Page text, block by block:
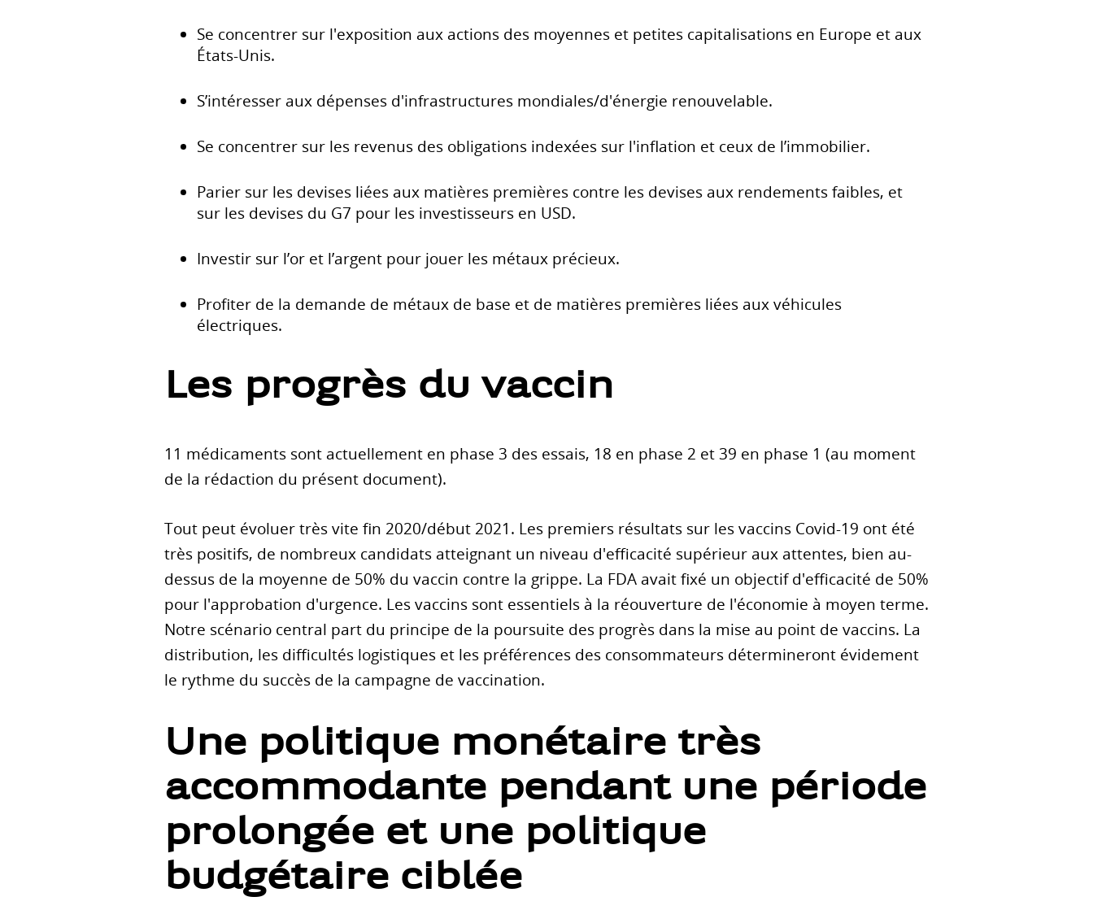
Se concentrer sur l'exposition aux actions des moyennes et petites capitalisations en Europe et aux
États-Unis.
S’intéresser aux dépenses d'infrastructures mondiales/d'énergie renouvelable.
Se concentrer sur les revenus des obligations indexées sur l'inflation et ceux de l’immobilier.
Parier sur les devises liées aux matières premières contre les devises aux rendements faibles, et
sur les devises du G7 pour les investisseurs en USD.
Investir sur l’or et l’argent pour jouer les métaux précieux.
Profiter de la demande de métaux de base et de matières premières liées aux véhicules
électriques.
Les progrès du vaccin
11 médicaments sont actuellement en phase 3 des essais, 18 en phase 2 et 39 en phase 1 (au moment
de la rédaction du présent document).
Tout peut évoluer très vite fin 2020/début 2021. Les premiers résultats sur les vaccins Covid-19 ont été
très positifs, de nombreux candidats atteignant un niveau d'efficacité supérieur aux attentes, bien au-
dessus de la moyenne de 50% du vaccin contre la grippe. La FDA avait fixé un objectif d'efficacité de 50%
pour l'approbation d'urgence. Les vaccins sont essentiels à la réouverture de l'économie à moyen terme.
Notre scénario central part du principe de la poursuite des progrès dans la mise au point de vaccins. La
distribution, les difficultés logistiques et les préférences des consommateurs détermineront évidement
le rythme du succès de la campagne de vaccination.
Une politique monétaire très
accommodante pendant une période
prolongée et une politique
budgétaire ciblée